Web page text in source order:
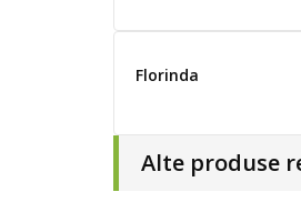
Florinda
Alte produse